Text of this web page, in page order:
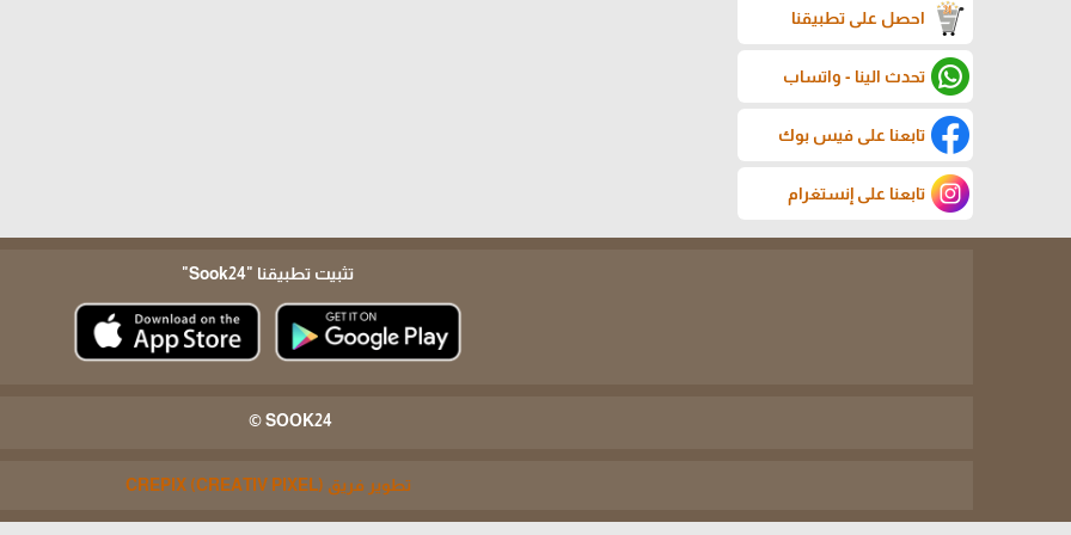
احصل على تطبيقنا
تحدث الينا - واتساب
تابعنا على فيس بوك
تابعنا على إنستغرام
تثبيت تطبيقنا "Sook24"
SOOK24 ©
تطوير فريق CREPIX (CREATIV PIXEL)